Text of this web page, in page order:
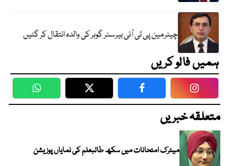
چیئرمین پی ٹی آئی بیرسٹر گوہر کی والدہ انتقال کر گئیں
ہمیں فالو کریں
WhatsApp Twitter Facebook
متعلقہ خبریں
میٹرک امتحانات میں سکھ طالبعلم کی نمایاں پوزیشن